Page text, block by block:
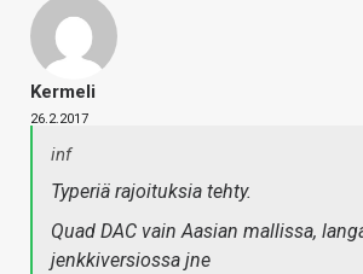
Kermeli
26.2.2017
inf
Typeriä rajoituksia tehty.
Quad DAC vain Aasian mallissa,
jenkkiversiossa jne